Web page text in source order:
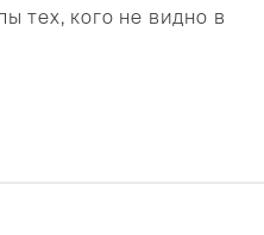
тех, кого не видно в